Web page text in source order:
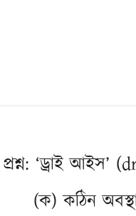
প্রশ্ন: ‘ড্রাই আইস’
(ক) কঠিন